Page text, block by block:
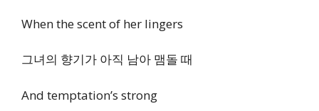
When the scent of her lingers
그녀의 향기가 아직 남아 맴돌 때
And temptation’s strong